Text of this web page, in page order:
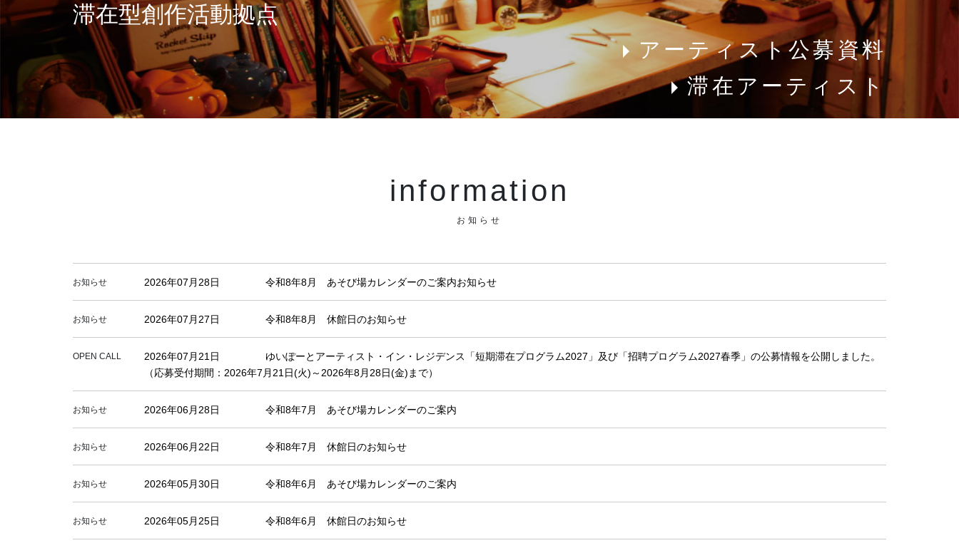
滞在型創作活動拠点
アーティスト公募資料
滞在アーティスト
information
お知らせ
お知らせ 2026年07月28日 令和8年8月 あそび場カレンダーのご案内お知らせ
お知らせ 2026年07月27日 令和8年8月 休館日のお知らせ
OPEN CALL 2026年07月21日
ゆいぽーとアーティスト・イン・レジデンス「短期滞在プログラム2027」及び「招聘プログラム2027春季」の公募情報を公開しました。
（応募受付期間：2026年7月21日(火)～2026年8月28日(金)まで）
お知らせ 2026年06月28日 令和8年7月 あそび場カレンダーのご案内
お知らせ 2026年06月22日 令和8年7月 休館日のお知らせ
お知らせ 2026年05月30日 令和8年6月 あそび場カレンダーのご案内
お知らせ 2026年05月25日 令和8年6月 休館日のお知らせ